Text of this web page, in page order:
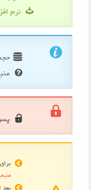
نرم
حجم
بعد